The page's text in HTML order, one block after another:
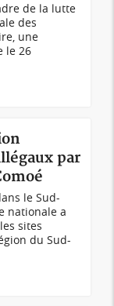
de la lutte
des
une
le 26
par
le Sud-
nationale a
sites
du Sud-